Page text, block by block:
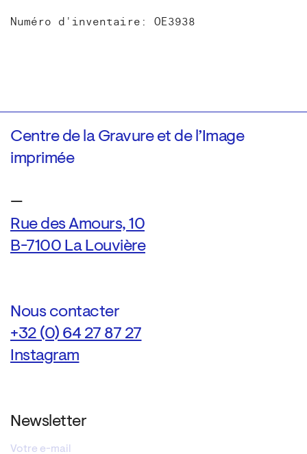
Numéro d'inventaire: OE3938
Centre de la Gravure et de l’Image
imprimée
—
Rue des Amours, 10
B-7100 La Louvière
Nous contacter
+32 (0) 64 27 87 27
Instagram
Newsletter